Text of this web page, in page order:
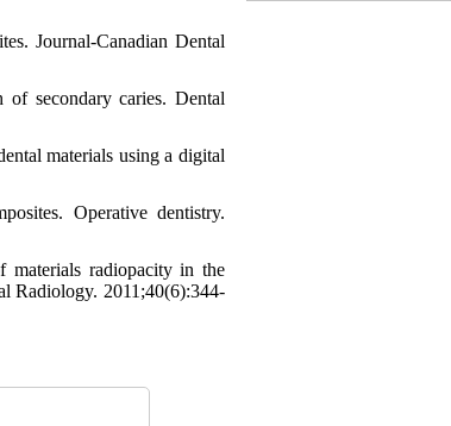
Journal-Canadian Dental
secondary caries. Dental
materials using a digital
Operative dentistry.
radiopacity in the
Radiology. 2011;40(6):344-